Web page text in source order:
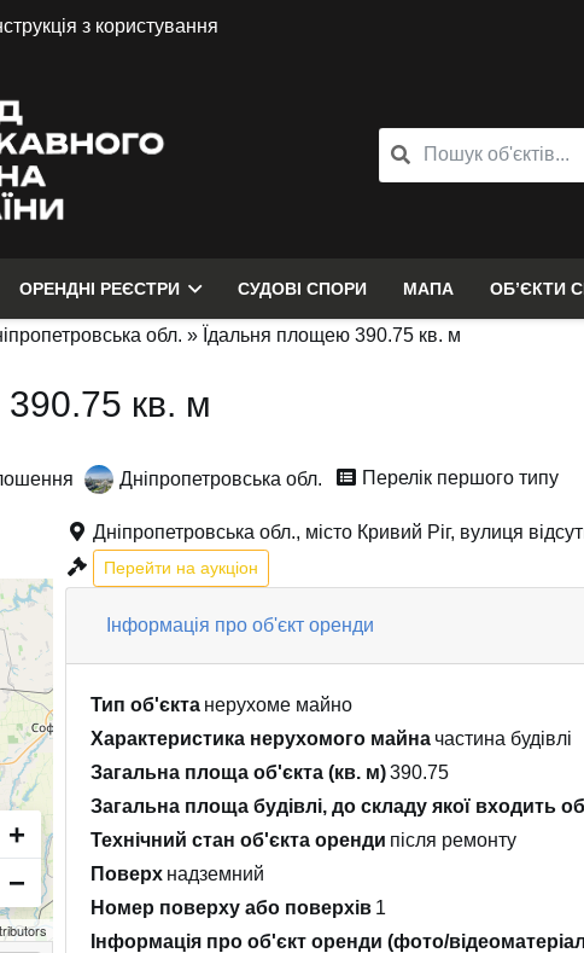
з користування
ОРЕНДНІ РЕЄСТРИ СУДОВІ СПОРИ МАПА ОБ’ЄКТИ
обл. » Їдальня площею 390.75 кв. м
кв. м
Дніпропетровська обл. Перелік першого типу
+
−
Дніпропетровська обл., місто Кривий Ріг, вулиця
Перейти на аукціон
Інформація про об'єкт оренди
Тип об'єкта нерухоме майно
Характеристика нерухомого майна частина будівлі
Загальна площа об'єкта (кв. м) 390.75
Загальна площа будівлі, до складу якої входить
Технічний стан об'єкта оренди після ремонту
Поверх надземний
Номер поверху або поверхів 1
Інформація про об'єкт оренди (фото/